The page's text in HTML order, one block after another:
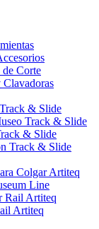
de Corte
Clavadoras
& Slide
Track & Slide
& Slide
Track & Slide
Colgar Artiteq
Line
Rail Artiteq
Artiteq